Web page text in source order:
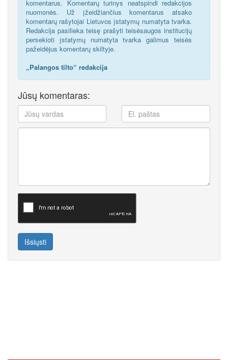
komentarus. Komentarų turinys neatspindi redakcijos
nuomonės. Už įžeidžiančius komentarus atsako
komentarų rašytojai Lietuvos įstatymų numatyta tvarka.
Redakcija pasilieka teisę prašyti teisėsaugos institucijų
persekioti įstatymų numatyta tvarka galimus teisės
pažeidėjus komentarų skiltyje.
„Palangos tilto“ redakcija
Jūsų komentaras:
Išsiųsti